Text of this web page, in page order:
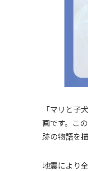
「マリと子
画です。こ
跡の物語を
地震により